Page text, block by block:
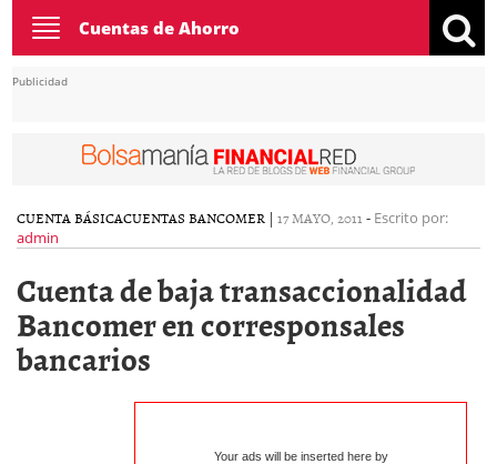
Toggle
navigation
Cuentas de Ahorro
Publicidad
CUENTA BÁSICACUENTAS BANCOMER | 17 MAYO, 2011 - Escrito por:
admin
Cuenta de baja transaccionalidad
Bancomer en corresponsales
bancarios
Your ads will be inserted here by